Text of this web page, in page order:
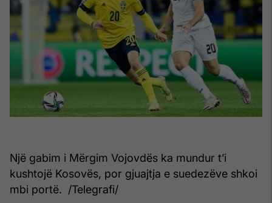
Një gabim i Mërgim Vojovdës ka mundur t’i
kushtojë Kosovës, por gjuajtja e suedezëve shkoi
mbi portë. /Telegrafi/